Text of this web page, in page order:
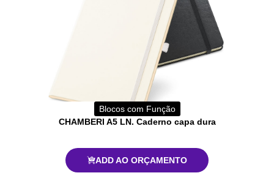
Blocos com Função
CHAMBERI A5 LN. Caderno capa dura
ADD AO ORÇAMENTO